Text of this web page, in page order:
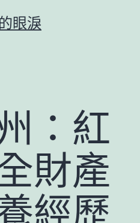
眼淚
：紅
財產
經歷